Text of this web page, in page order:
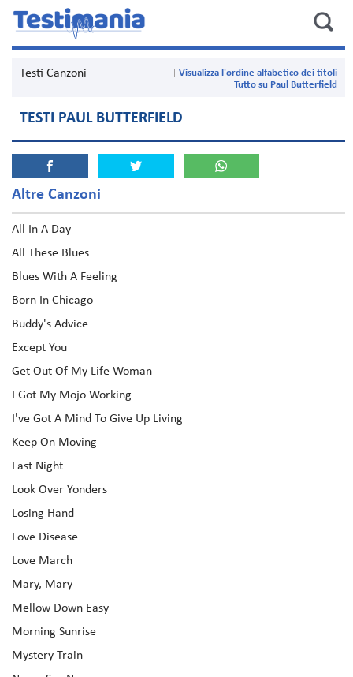
Testi Canzoni
Visualizza l'ordine alfabetico dei titoli
Tutto su Paul Butterfield
TESTI PAUL BUTTERFIELD
Altre Canzoni
All In A Day
All These Blues
Blues With A Feeling
Born In Chicago
Buddy's Advice
Except You
Get Out Of My Life Woman
I Got My Mojo Working
I've Got A Mind To Give Up Living
Keep On Moving
Last Night
Look Over Yonders
Losing Hand
Love Disease
Love March
Mary, Mary
Mellow Down Easy
Morning Sunrise
Mystery Train